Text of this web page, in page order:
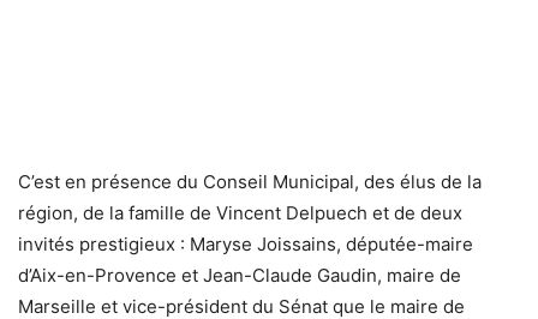
C’est en présence du Conseil Municipal, des élus de la
région, de la famille de Vincent Delpuech et de deux
invités prestigieux : Maryse Joissains, députée-maire
d’Aix-en-Provence et Jean-Claude Gaudin, maire de
Marseille et vice-président du Sénat que le maire de